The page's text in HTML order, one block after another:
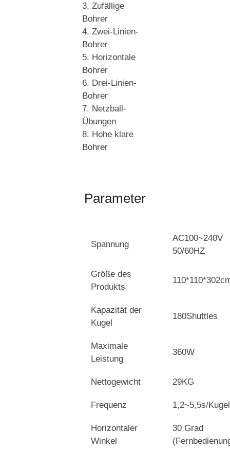
3. Zufällige
Bohrer
4. Zwei-Linien-
Bohrer
5. Horizontale
Bohrer
6. Drei-Linien-
Bohrer
7. Netzball-
Übungen
8. Hohe klare
Bohrer
Parameter
Spannung
AC100~240V
50/60HZ
Größe des
Produkts
Kapazität der
Kugel
180Shuttles
Maximale
Leistung
360W
Nettogewicht 29KG
Frequenz 1,2~5,5s/Kugel
Horizontaler
Winkel
30 Grad